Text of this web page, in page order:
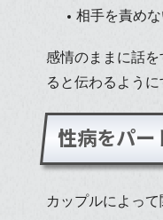
相手を責めな
感情のままに話
ると伝わるように
性病をパー
カップルによっ